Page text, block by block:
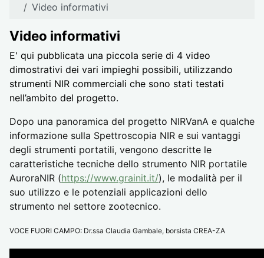
Video informativi
Video informativi
E' qui pubblicata una piccola serie di 4 video
dimostrativi dei vari impieghi possibili, utilizzando
strumenti NIR commerciali che sono stati testati
nell’ambito del progetto.
Dopo una panoramica del progetto NIRVanA e qualche
informazione sulla Spettroscopia NIR e sui vantaggi
degli strumenti portatili, vengono descritte le
caratteristiche tecniche dello strumento NIR portatile
AuroraNIR (https://www.grainit.it/), le modalità per il
suo utilizzo e le potenziali applicazioni dello
strumento nel settore zootecnico.
VOCE FUORI CAMPO: Dr.ssa Claudia Gambale, borsista CREA-ZA